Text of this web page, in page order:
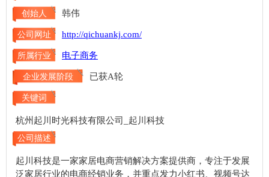
创始人 韩伟
公司网址 http://qichuankj.com/
所属行业 电子商务
企业发展阶段 已获A轮
关键词
杭州起川时光科技有限公司_起川科技
公司描述
起川科技是一家家居电商营销解决方案提供商，专注于发展
泛家居行业的电商经销业务，并重点发力小红书、视频号达